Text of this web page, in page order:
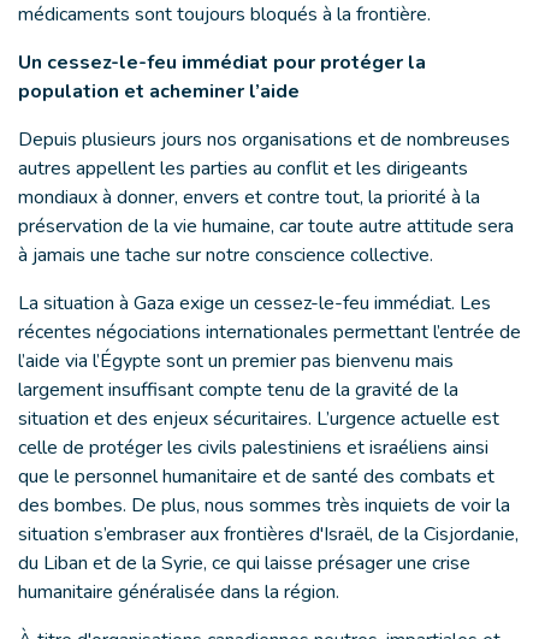
médicaments sont toujours bloqués à la frontière.
Un cessez-le-feu immédiat pour protéger la
population et acheminer l’aide
Depuis plusieurs jours nos organisations et de nombreuses
autres appellent les parties au conflit et les dirigeants
mondiaux à donner, envers et contre tout, la priorité à la
préservation de la vie humaine, car toute autre attitude sera
à jamais une tache sur notre conscience collective.
La situation à Gaza exige un cessez-le-feu immédiat. Les
récentes négociations internationales permettant l’entrée de
l’aide via l’Égypte sont un premier pas bienvenu mais
largement insuffisant compte tenu de la gravité de la
situation et des enjeux sécuritaires. L’urgence actuelle est
celle de protéger les civils palestiniens et israéliens ainsi
que le personnel humanitaire et de santé des combats et
des bombes. De plus, nous sommes très inquiets de voir la
situation s’embraser aux frontières d'Israël, de la Cisjordanie,
du Liban et de la Syrie, ce qui laisse présager une crise
humanitaire généralisée dans la région.